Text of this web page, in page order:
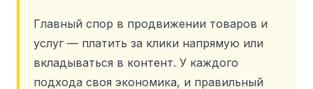
Главный спор в продвижении товаров и
услуг — платить за клики напрямую или
вкладываться в контент. У каждого
подхода своя экономика, и правильный